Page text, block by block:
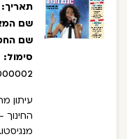
תאריך:
שם
שם
סימול:
עיתון
החינוך
מנגיסטו.